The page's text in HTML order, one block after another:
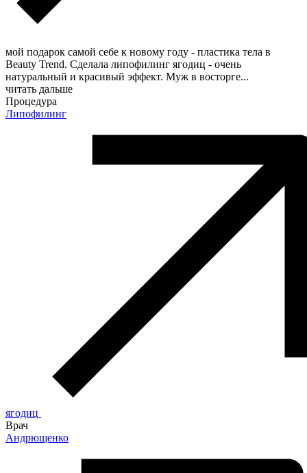
мой подарок самой себе к новому году - пластика тела в
Beauty Trend. Сделала липофилинг ягодиц - очень
натуральный и красивый эффект. Муж в восторге...
читать дальше
Процедура
Липофилинг
ягодиц
Врач
Андрющенко